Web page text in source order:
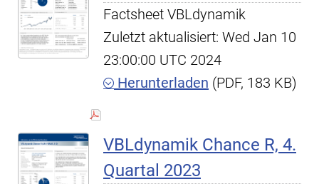
Factsheet VBLdynamik
Zuletzt aktualisiert: Wed Jan 10
23:00:00 UTC 2024
Herunterladen (PDF, 183 KB)
VBLdynamik Chance R, 4.
Quartal 2023